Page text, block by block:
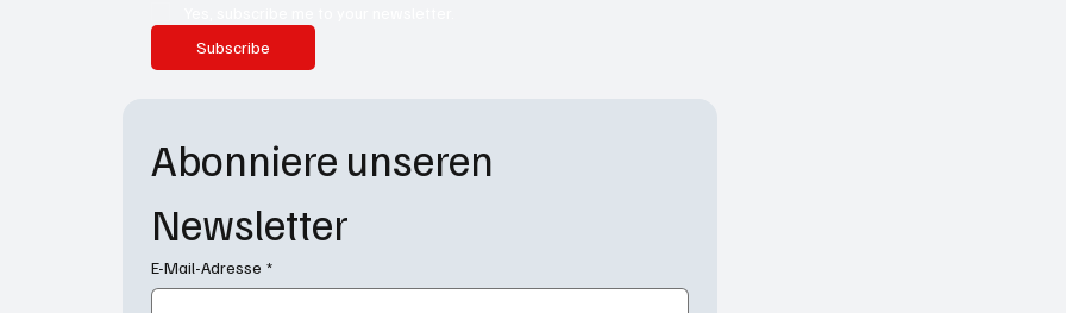
Subscribe
Abonniere unseren
Newsletter
E-Mail-Adresse *